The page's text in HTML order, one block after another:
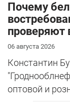
Почему
проверяют
06 августа 2026
Константин
оптовой и